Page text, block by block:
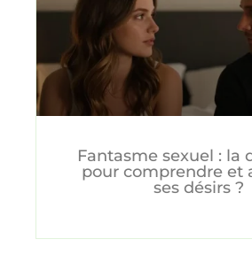
Fantasme sexuel : la
pour comprendre et
ses désirs ?